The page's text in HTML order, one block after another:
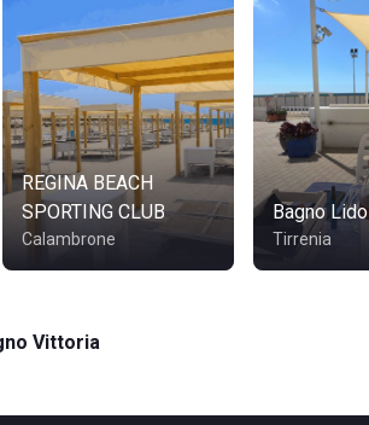
REGINA BEACH
SPORTING CLUB
Calambrone
Bagno Lido
Tirrenia
Vittoria